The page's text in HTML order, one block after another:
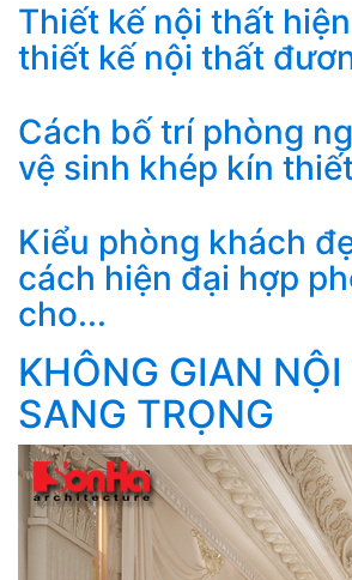
Thiết kế nội thất
thiết kế nội thất
Cách bố trí phòng
vệ sinh khép kín
Kiểu phòng khách
cách hiện đại hợp
cho...
KHÔNG GIAN
SANG TRỌNG